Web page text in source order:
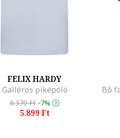
FELIX HARDY
Galléros piképóló
6.370 Ft -7%
5.899 Ft